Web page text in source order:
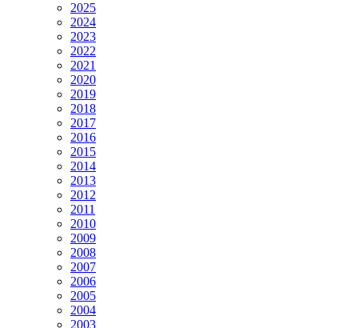
2025
2024
2023
2022
2021
2020
2019
2018
2017
2016
2015
2014
2013
2012
2011
2010
2009
2008
2007
2006
2005
2004
2003